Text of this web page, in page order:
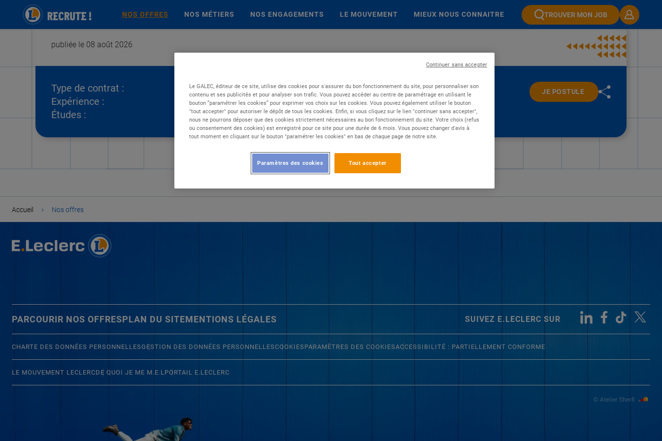
NOS OFFRES NOS MÉTIERS NOS ENGAGEMENTS LE MOUVEMENT MIEUX NOUS CONNAITRE TROUVER MON JOB
publiée le 08 août 2026
Type de contrat :
Expérience :
Études :
JE POSTULE
Accueil › Nos offres
PARCOURIR NOS OFFRESPLAN DU SITEMENTIONS LÉGALES SUIVEZ E.LECLERC SUR
CHARTE DES DONNÉES PERSONNELLESGESTION DES DONNÉES PERSONNELLESCOOKIES PARAMÈTRES DES COOKIESACCESSIBILITÉ : PARTIELLEMENT CONFORME
LE MOUVEMENT LECLERCDE QUOI JE ME M.E.LPORTAIL E.LECLERC
Le GALEC, éditeur de ce site, utilise des cookies pour s'assurer du bon fonctionnement du site, pour personnaliser son
contenu et ses publicités et pour analyser son trafic. Vous pouvez accéder au centre de paramétrage en utilisant le
bouton “paramétrer les cookies” pour exprimer vos choix sur les cookies. Vous pouvez également utiliser le bouton
"tout accepter" pour autoriser le dépôt de tous les cookies. Enfin, si vous cliquez sur le lien "continuer sans accepter",
nous ne pourrons déposer que des cookies strictement nécessaires au bon fonctionnement du site. Votre choix (refus
ou consentement des cookies) est enregistré pour ce site pour une durée de 6 mois. Vous pouvez changer d'avis à
tout moment en cliquant sur le bouton "paramétrer les cookies" en bas de chaque page de notre site.
Tout accepter
Paramètres des cookies
Continuer sans accepter